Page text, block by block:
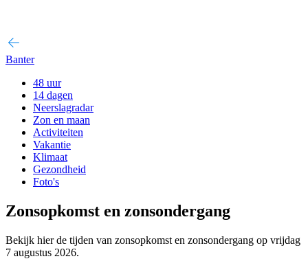
Banter
48 uur
14 dagen
Neerslagradar
Zon en maan
Activiteiten
Vakantie
Klimaat
Gezondheid
Foto's
Zonsopkomst en zonsondergang
Bekijk hier de tijden van zonsopkomst en zonsondergang op vrijdag
7 augustus 2026.